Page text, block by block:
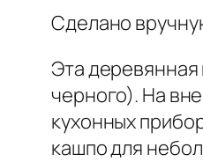
Сделано
Эта деревянная
черного). На
кухонных
кашпо для